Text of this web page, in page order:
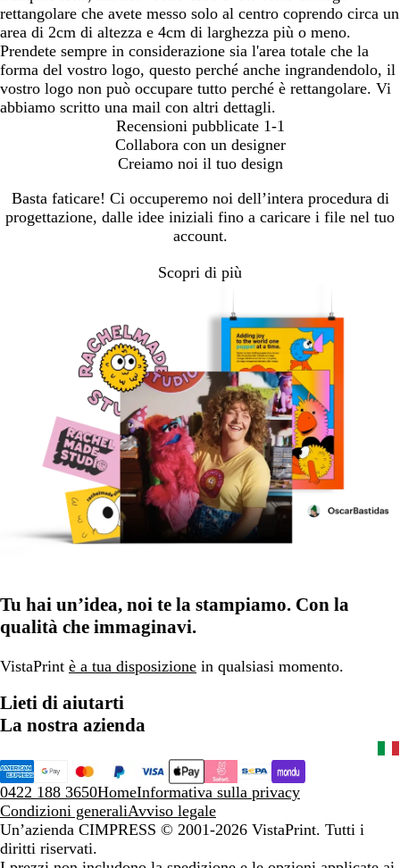
rettangolare che avete messo solo al centro coprendo circa un
area di 2cm di altezza e 4cm di larghezza più o meno.
Prendete sempre in considerazione sia l'area totale che la
forma del vostro logo, questo perché anche ingrandendolo, il
vostro logo non può occupare tutto perché è rettangolare. Vi
abbiamo scritto una mail con altri dettagli.
Recensioni pubblicate 1-1
Collabora con un designer
Creiamo noi il tuo design
Basta faticare! Ci occuperemo noi dell’intera procedura di
progettazione, dalle idee iniziali fino a caricare i file nel tuo
account.
Scopri di più
Tu hai un’idea, noi te la stampiamo. Con la
qualità che immaginavi.
VistaPrint è a tua disposizione in qualsiasi momento.
Lieti di aiutarti
La nostra azienda
0422 188 3650HomeInformativa sulla privacy
Condizioni generaliAvviso legale
Un’azienda CIMPRESS © 2001-2026 VistaPrint. Tutti i
diritti riservati.